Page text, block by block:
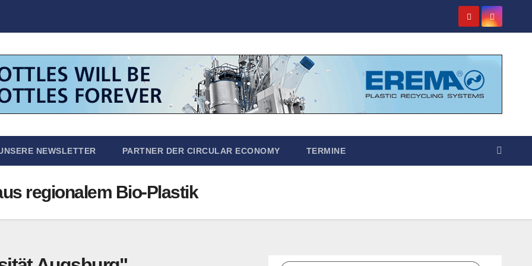
NEWSLETTER PARTNER DER CIRCULAR ECONOMY TERMINE
regionalem Bio-Plastik